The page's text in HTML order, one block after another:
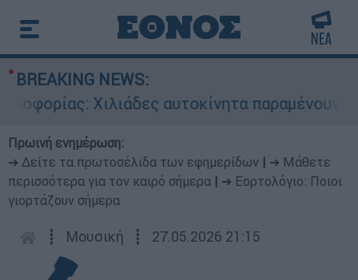
BREAKING NEWS:
Χιλιάδες αυτοκίνητα παραμένουν
Πρωινή ενημέρωση:
➔ Δείτε τα πρωτοσέλιδα των εφημερίδων
➔ Μάθετε
περισσότερα για τον καιρό σήμερα
➔ Εορτολόγιο: Ποιοι
γιορτάζουν σήμερα
┋ Μουσική ┋ 27.05.2026 21:15